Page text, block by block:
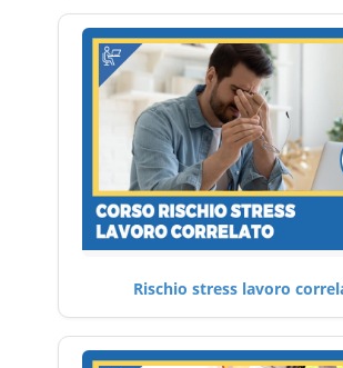
Rischio stress lavoro